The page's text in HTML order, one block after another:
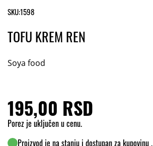
SKU:1598
TOFU KREM REN
Soya food
195,00 RSD
Porez je uključen u cenu.
Proizvod je na stanju i dostupan za kupovinu .